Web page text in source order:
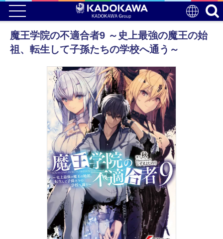
魔王学院の不適合者9 ～史上最強の魔王の始
祖、転生して子孫たちの学校へ通う～